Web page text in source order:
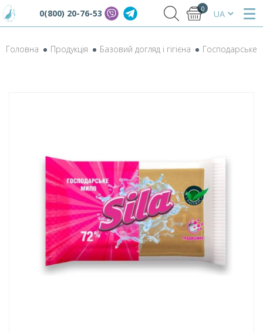
0(800) 20-76-53 0
Головна Продукція Базовий догляд і гігієна Господарське